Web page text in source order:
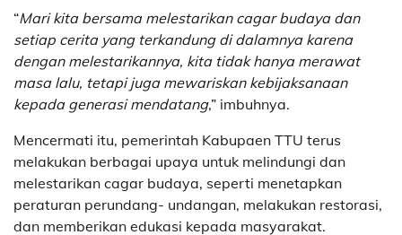
“Mari kita bersama melestarikan cagar budaya dan
setiap cerita yang terkandung di dalamnya karena
dengan melestarikannya, kita tidak hanya merawat
masa lalu, tetapi juga mewariskan kebijaksanaan
kepada generasi mendatang,” imbuhnya.
Mencermati itu, pemerintah Kabupaen TTU terus
melakukan berbagai upaya untuk melindungi dan
melestarikan cagar budaya, seperti menetapkan
peraturan perundang- undangan, melakukan restorasi,
dan memberikan edukasi kepada masyarakat.